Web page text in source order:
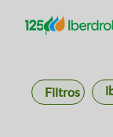
Filtros